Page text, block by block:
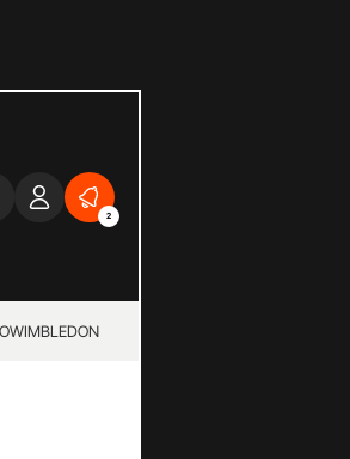
2
WIMBLEDON